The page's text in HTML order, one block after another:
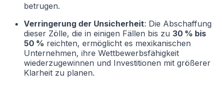
betrugen.
Verringerung der Unsicherheit: Die Abschaffung
dieser Zölle, die in einigen Fällen bis zu 30 % bis
50 % reichten, ermöglicht es mexikanischen
Unternehmen, ihre Wettbewerbsfähigkeit
wiederzugewinnen und Investitionen mit größerer
Klarheit zu planen.